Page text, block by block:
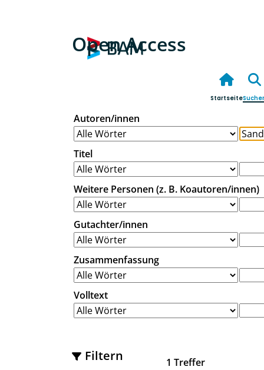
Open Access
Startseite
Autoren/innen
Titel
Weitere Personen (z. B. Koautoren/innen)
Gutachter/innen
Zusammenfassung
Volltext
Filtern 1 Treffer